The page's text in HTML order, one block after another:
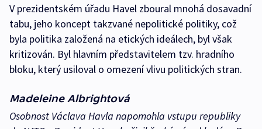
V prezidentském úřadu Havel zboural mnohá dosavadní
tabu, jeho koncept takzvané nepolitické politiky, což
byla politika založená na etických ideálech, byl však
kritizován. Byl hlavním představitelem tzv. hradního
bloku, který usiloval o omezení vlivu politických stran.
Madeleine Albrightová
Osobnost Václava Havla napomohla vstupu republiky